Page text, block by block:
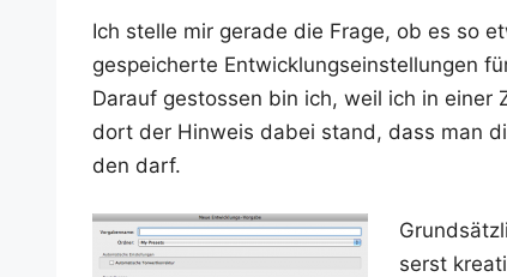
Ich stel­le mir gera­de die Fra­ge, ob es so
gespei­cher­te Ent­wick­lungs­ein­stel­lun­gen
Dar­auf gestos­sen bin ich, weil ich in einer
dort der Hin­weis dabei stand, dass man
den darf.
serst